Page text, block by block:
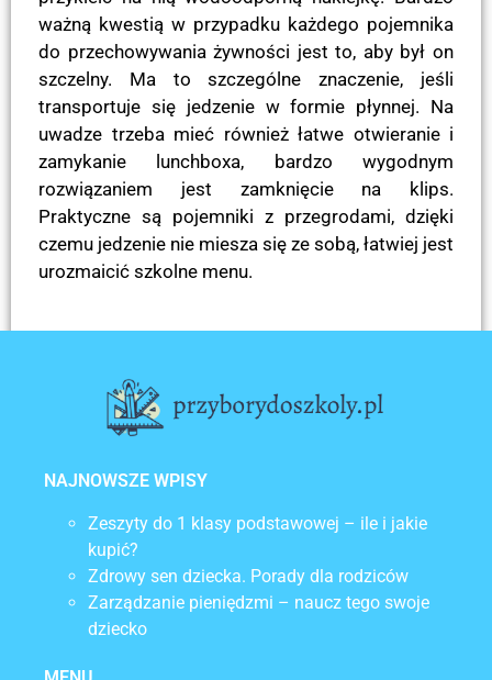
ważną kwestią w przypadku każdego pojemnika
do przechowywania żywności jest to, aby był on
szczelny. Ma to szczególne znaczenie, jeśli
transportuje się jedzenie w formie płynnej. Na
uwadze trzeba mieć również łatwe otwieranie i
zamykanie lunchboxa, bardzo wygodnym
rozwiązaniem jest zamknięcie na klips.
Praktyczne są pojemniki z przegrodami, dzięki
czemu jedzenie nie miesza się ze sobą, łatwiej jest
urozmaicić szkolne menu.
NAJNOWSZE WPISY
Zeszyty do 1 klasy podstawowej – ile i jakie
kupić?
Zdrowy sen dziecka. Porady dla rodziców
Zarządzanie pieniędzmi – naucz tego swoje
dziecko